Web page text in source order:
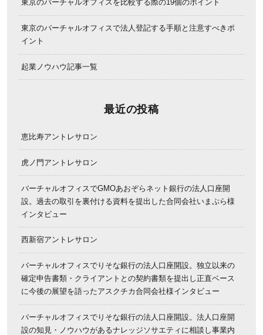
東京のバーチャルオフィスを比較する際の19個のポイント
東京のバーチャルオフィスで法人登記する手順と注意すべきポ
イント
起業ノウハウ記事一覧
最近の投稿
恵比寿アントレサロン
虎ノ門アントレサロン
バーチャルオフィスでGMOあおぞらネット銀行の法人口座開
設。過去の取引を裏付ける資料を提出した合同会社いまぷら様
インタビュー
西新宿アントレサロン
バーチャルオフィスでりそな銀行の法人口座開設。独立以来の
確定申告書類・クライアントとの契約書類を提出し正直ベース
に今後の展望を語ったアスクチカ合同会社様インタビュー
バーチャルオフィスでりそな銀行の法人口座開設。法人口座開
設の知見・ノウハウがあるナレッジソサエティに相談し事業内